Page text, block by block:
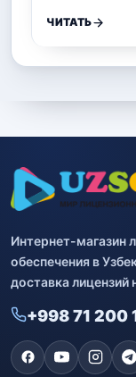
ЧИТАТЬ
Интернет-магазин
обеспечения в
доставка лицензий
+998 71 200